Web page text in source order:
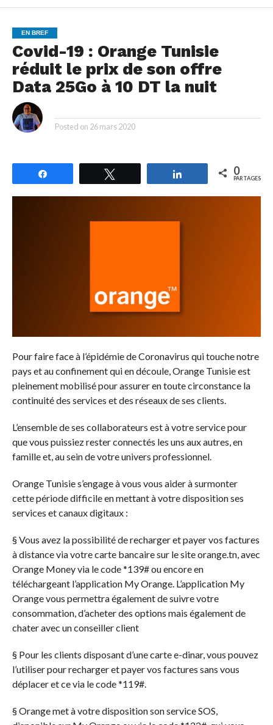
EN BREF
Covid-19 : Orange Tunisie
réduit le prix de son offre
Data 25Go à 10 DT la nuit
Posted on 26 mars 2020
Partagez 0
PARTAGES
Pour faire face à l’épidémie de Coronavirus qui touche notre
pays et au confinement qui en découle, Orange Tunisie est
pleinement mobilisé pour assurer en toute circonstance la
continuité des services et des réseaux de ses clients.
L’ensemble de ses collaborateurs est à votre service pour
que vous puissiez rester connectés les uns aux autres, en
famille et, au sein de votre univers professionnel.
Orange Tunisie s’engage à vous vous aider à surmonter
cette période difficile en mettant à votre disposition ses
services et canaux digitaux :
§ Vous avez la possibilité de recharger et payer vos factures
à distance via votre carte bancaire sur le site orange.tn, avec
Orange Money via le code *139# ou encore en
téléchargeant l’application My Orange. L’application My
Orange vous permettra également de suivre votre
consommation, d’acheter des options mais également de
chater avec un conseiller client
§ Pour les clients disposant d’une carte e-dinar, vous pouvez
l’utiliser pour recharger et payer vos factures sans vous
déplacer et ce via le code *119#.
§ Orange met à votre disposition son service SOS,